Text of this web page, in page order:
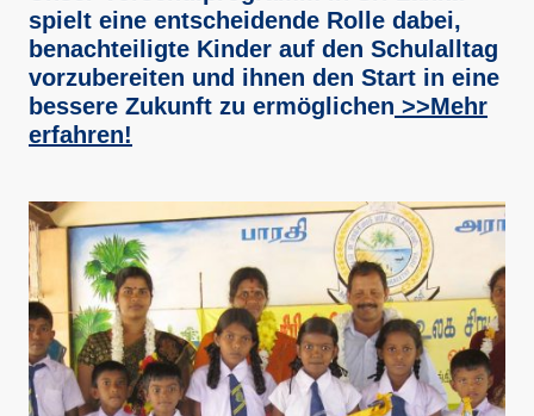
spielt eine entscheidende Rolle dabei,
benachteiligte Kinder auf den Schulalltag
vorzubereiten und ihnen den Start in eine
bessere Zukunft zu ermöglichen >>Mehr
erfahren!